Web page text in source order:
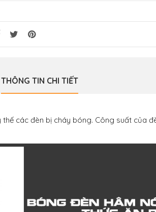
THÔNG TIN CHI TIẾT
các đèn bị cháy bóng. Công suất của